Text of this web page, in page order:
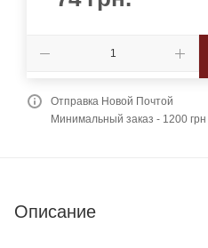
Отправка Новой Почтой
Минимальный заказ - 1200 грн
Описание